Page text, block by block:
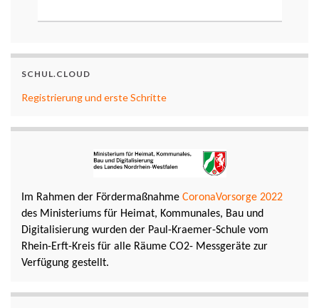
SCHUL.CLOUD
Registrierung und erste Schritte
Im Rahmen der Fördermaßnahme CoronaVorsorge 2022
des Ministeriums für Heimat, Kommunales, Bau und
Digitalisierung wurden der Paul-Kraemer-Schule vom
Rhein-Erft-Kreis für alle Räume CO2- Messgeräte zur
Verfügung gestellt.